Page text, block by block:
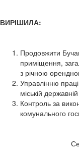
ВИРІШИЛА:
Продовжити
приміщення,
з річною
Управлінню
міській
Контроль за
комунального